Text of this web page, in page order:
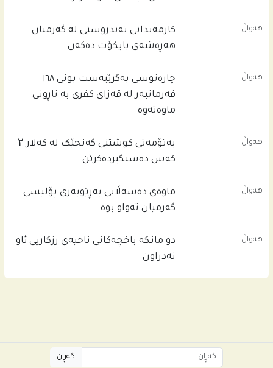
هەواڵ
کارمەندانی تەندروستی لە گەرمیان
هەڕەشەی بایکۆت دەکەن
هەواڵ
چاره‌نوسى به‌گرێبه‌ست بونى ١٦٨
فه‌رمانبه‌ر له‌ قه‌زاى كفرى به‌ ناڕونى
ماوه‌ته‌وه‌
هەواڵ
بەتۆمەتی کوشتنی گەنجێک لە کەلار ۲
کەس دەستگیردەکرێن
هەواڵ
ماوەی دەسەڵاتی بەڕێوبەری پۆلیسی
گەرمیان تەواو بوە
هەواڵ
دو مانگە باخچەکانی ناحیەی رزگاریی ئاو
نەدراون